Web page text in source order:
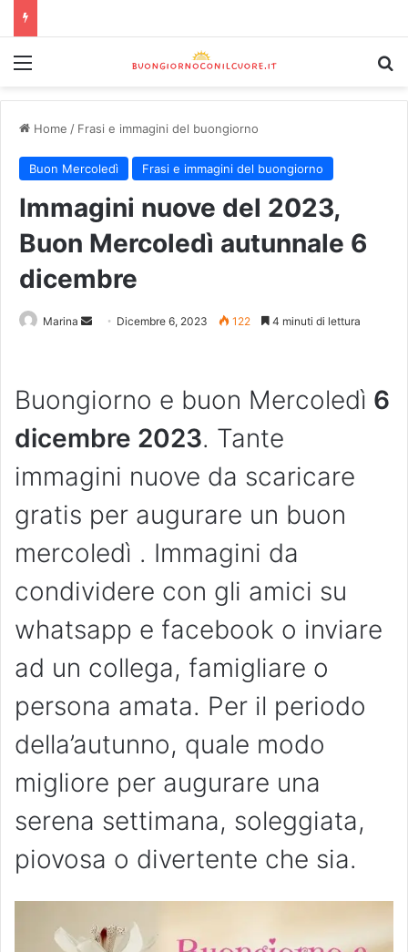
Home / Frasi e immagini del buongiorno
Buon Mercoledì Frasi e immagini del buongiorno
Immagini nuove del 2023,
Buon Mercoledì autunnale 6
dicembre
Marina Dicembre 6, 2023 122 4 minuti di lettura
Buongiorno e buon Mercoledì 6
dicembre 2023. Tante
immagini nuove da scaricare
gratis per augurare un buon
mercoledì . Immagini da
condividere con gli amici su
whatsapp e facebook o inviare
ad un collega, famigliare o
persona amata. Per il periodo
della’autunno, quale modo
migliore per augurare una
serena settimana, soleggiata,
piovosa o divertente che sia.